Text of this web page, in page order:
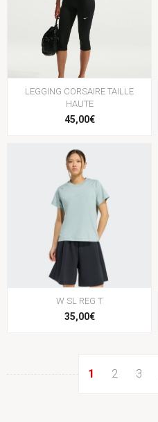
LEGGING CORSAIRE TAILLE
HAUTE
45,00€
W SL REG T
35,00€
1 2 3